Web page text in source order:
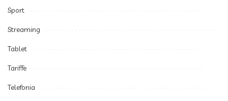
Sport
Streaming
Tablet
Tariffe
Telefonia